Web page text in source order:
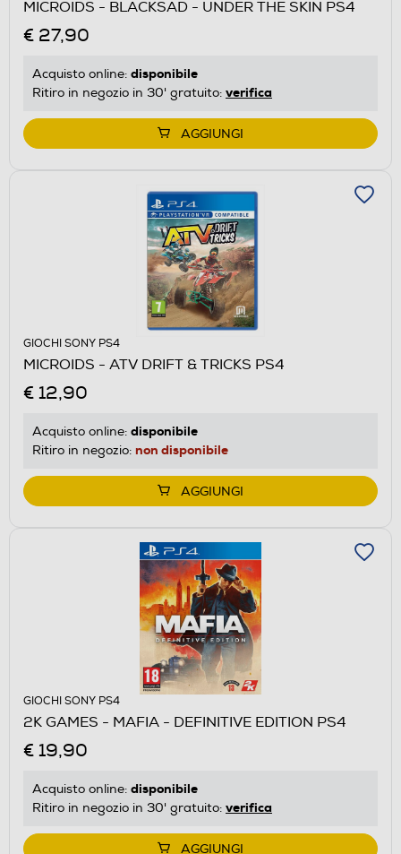
MICROIDS - BLACKSAD - UNDER THE SKIN PS4
€ 27,90
Acquisto online: disponibile
Ritiro in negozio in 30' gratuito: verifica
AGGIUNGI
GIOCHI SONY PS4
MICROIDS - ATV DRIFT & TRICKS PS4
€ 12,90
Acquisto online: disponibile
Ritiro in negozio: non disponibile
AGGIUNGI
GIOCHI SONY PS4
2K GAMES - MAFIA - DEFINITIVE EDITION PS4
€ 19,90
Acquisto online: disponibile
Ritiro in negozio in 30' gratuito: verifica
AGGIUNGI